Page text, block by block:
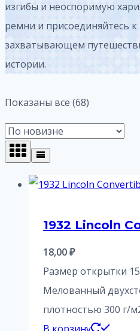
изгибы и неоспоримую
ремни и присоединяйтесь
захватывающем
истории.
Показаны все (68)
самые
недавние
1932 Lincoln
18,00₽
Размер открытки
Мелованный
плотностью 300 г/